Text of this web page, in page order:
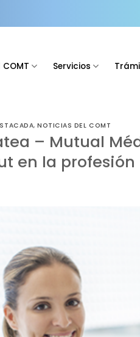
COMT Servicios
,NOTICIAS DEL COMT
– Mutual
en la